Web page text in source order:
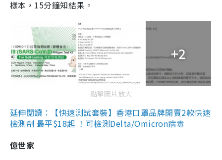
樣本，15分鐘知結果。
+2
點擊圖片放大
延伸閱讀：【快速測試套裝】香港口罩品牌開賣2款快速
檢測劑 最平$18起 ！可檢測Delta/Omicron病毒
億世家